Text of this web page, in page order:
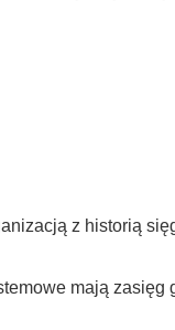
z historią
mają